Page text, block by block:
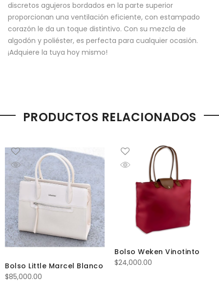
discretos agujeros bordados en la parte superior
proporcionan una ventilación eficiente, con estampado
corazón le da un toque distintivo. Con su mezcla de
algodón y poliéster, es perfecta para cualquier ocasión.
¡Adquiere la tuya hoy mismo!
PRODUCTOS RELACIONADOS
Bolso Little Marcel Blanco
$85,000.00
Bolso Weken Vinotinto
$24,000.00